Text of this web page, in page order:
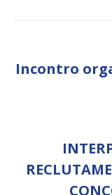
Incontro